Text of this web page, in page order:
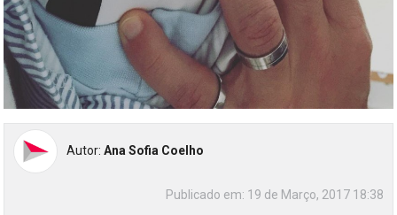
Autor:Ana Sofia Coelho
Publicado em: 19 de Março, 2017 18:38